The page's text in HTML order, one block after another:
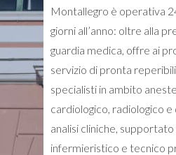
Montallegro è operativa
giorni all’anno: oltre alla
guardia medica, offre ai
servizio di pronta
specialisti in ambito
cardiologico, radiologico
analisi cliniche,
infermieristico e tecnico